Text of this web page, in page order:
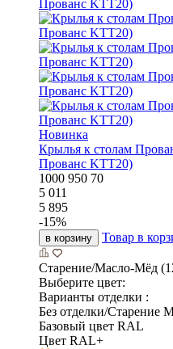
Новинка
Крылья к столам
Прованс KTT20)
1000 950 70
5 011
5 895
-15%
в корзину Товар в
Старение/Масло-Мёд
Выберите цвет:
Варианты отделки :
Без отделки/Старение
Базовый цвет RAL
Цвет RAL+